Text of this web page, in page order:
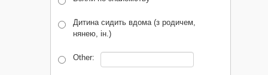
Дитина сидить вдома (з родичем,
нянею, ін.)
Other: